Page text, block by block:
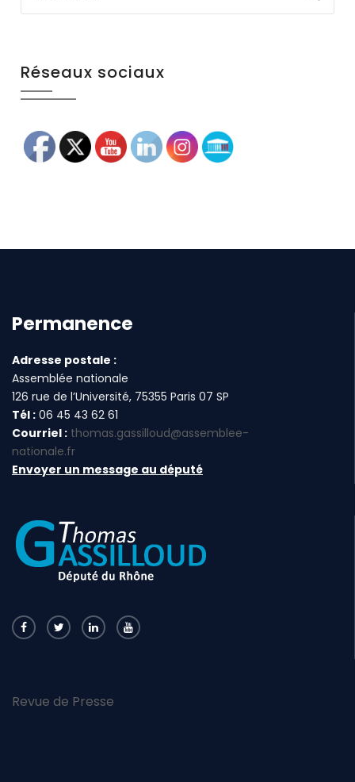
Réseaux sociaux
Permanence
Adresse postale :
Assemblée nationale
126 rue de l’Université, 75355 Paris 07 SP
Tél : 06 45 43 62 61
Courriel : thomas.gassilloud@assemblee-
nationale.fr
Envoyer un message au député
Revue de Presse